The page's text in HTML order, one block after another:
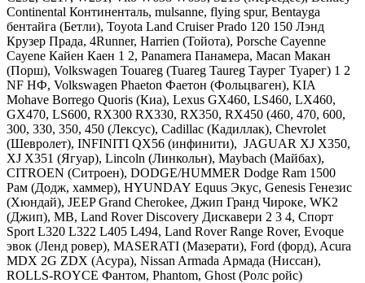
Continental Континенталь, mulsanne, flying spur, Bentayga
бентайга (Бетли), Toyota Land Cruiser Prado 120 150 Лэнд
Крузер Прада, 4Runner, Harrien (Тойота), Porsche Cayenne
Cayene Кайен Каен 1 2, Panamera Панамера, Macan Макан
(Порш), Volkswagen Touareg (Tuareg Taureg Таурег Туарег) 1 2
NF НФ, Volkswagen Phaeton Фаетон (Фольцваген), KIA
Mohave Borrego Quoris (Киа), Lexus GX460, LS460, LX460,
GX470, LS600, RX300 RX330, RX350, RX450 (460, 470, 600,
300, 330, 350, 450 (Лексус), Cadillac (Кадиллак), Сhevrolet
(Шевролет), INFINITI QX56 (инфинити), JAGUAR XJ X350,
XJ X351 (Ягуар), Lincoln (Линкольн), Maybach (Майбах),
CITROEN (Ситроен), DODGE/HUMMER Dodge Ram 1500
Рам (Додж, хаммер), HYUNDAY Equus Экус, Genesis Генезис
(Хюндай), JEEP Grand Cherokee, Джип Гранд Чироке, WK2
(Джип), MB, Land Rover Discovery Дискавери 2 3 4, Спорт
Sport L320 L322 L405 L494, Land Rover Range Rover, Evoque
эвок (Ленд ровер), MASERATI (Мазерати), Ford (форд), Acura
MDX 2G ZDX (Асура), Nissan Armada Армада (Ниссан),
ROLLS-ROYCE Фантом, Phantom, Ghost (Ролс ройс)